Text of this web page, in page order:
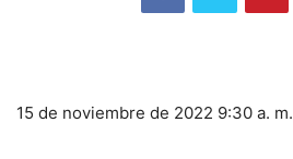
15 de noviembre de 2022 9:30 a. m.